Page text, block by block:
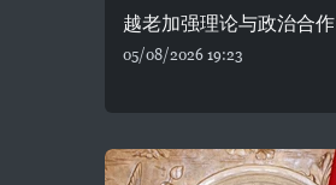
越老加强理论与政治合作
05/08/2026 19:23